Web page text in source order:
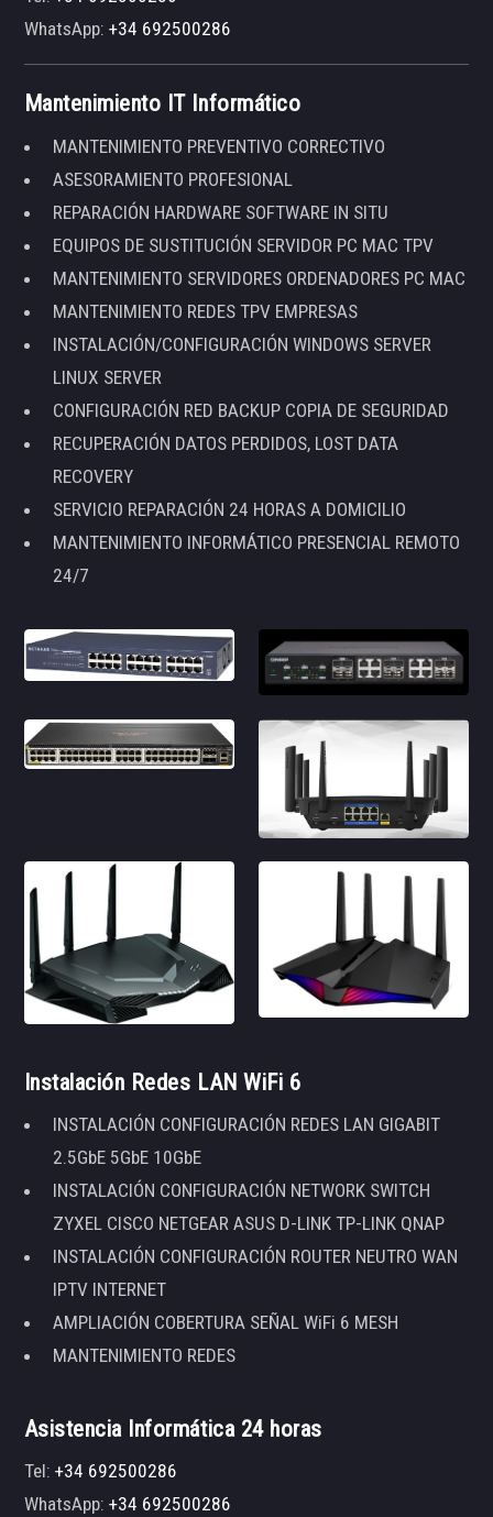
WhatsApp:+34 692500286
Mantenimiento IT Informático
MANTENIMIENTO PREVENTIVO CORRECTIVO
ASESORAMIENTO PROFESIONAL
REPARACIÓN HARDWARE SOFTWARE IN SITU
EQUIPOS DE SUSTITUCIÓN SERVIDOR PC MAC TPV
MANTENIMIENTO SERVIDORES ORDENADORES PC MAC
MANTENIMIENTO REDES TPV EMPRESAS
INSTALACIÓN/CONFIGURACIÓN WINDOWS SERVER
LINUX SERVER
CONFIGURACIÓN RED BACKUP COPIA DE SEGURIDAD
RECUPERACIÓN DATOS PERDIDOS, LOST DATA
RECOVERY
SERVICIO REPARACIÓN 24 HORAS A DOMICILIO
MANTENIMIENTO INFORMÁTICO PRESENCIAL REMOTO
24/7
Instalación Redes LAN WiFi 6
INSTALACIÓN CONFIGURACIÓN REDES LAN GIGABIT
2.5GbE 5GbE 10GbE
INSTALACIÓN CONFIGURACIÓN NETWORK SWITCH
ZYXEL CISCO NETGEAR ASUS D-LINK TP-LINK QNAP
INSTALACIÓN CONFIGURACIÓN ROUTER NEUTRO WAN
IPTV INTERNET
AMPLIACIÓN COBERTURA SEÑAL WiFi 6 MESH
MANTENIMIENTO REDES
Asistencia Informática 24 horas
Tel:+34 692500286
WhatsApp:+34 692500286